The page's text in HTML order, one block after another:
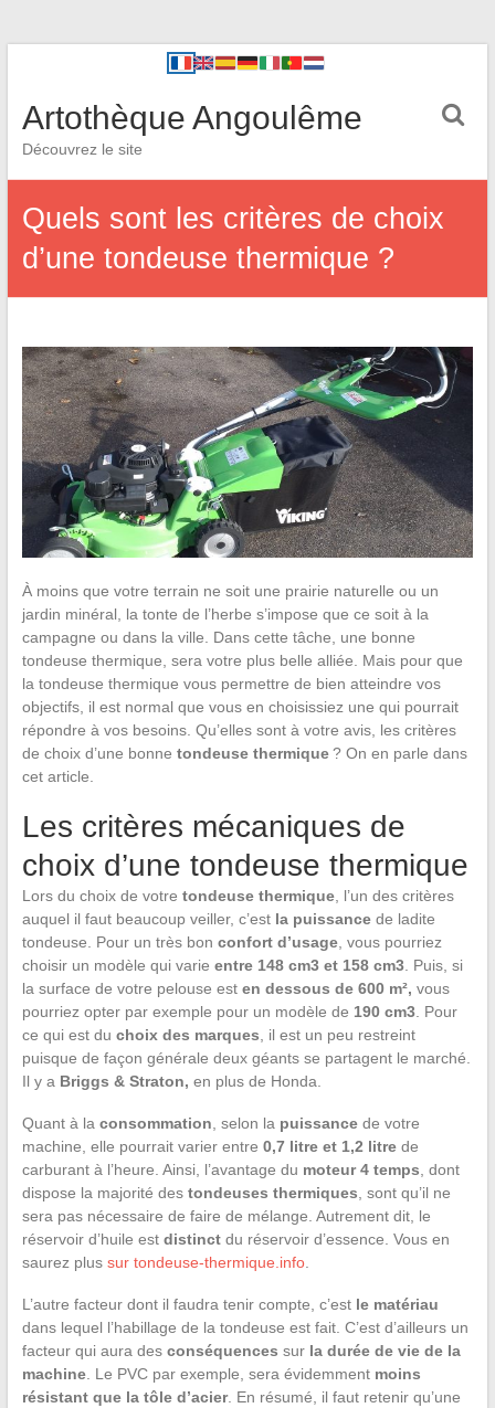
Artothèque Angoulême
Découvrez le site
Quels sont les critères de choix
d’une tondeuse thermique ?
À moins que votre terrain ne soit une prairie naturelle ou un
jardin minéral, la tonte de l’herbe s’impose que ce soit à la
campagne ou dans la ville. Dans cette tâche, une bonne
tondeuse thermique, sera votre plus belle alliée. Mais pour que
la tondeuse thermique vous permettre de bien atteindre vos
objectifs, il est normal que vous en choisissiez une qui pourrait
répondre à vos besoins. Qu’elles sont à votre avis, les critères
de choix d’une bonne tondeuse thermique? On en parle dans
cet article.
Les critères mécaniques de
choix d’une tondeuse thermique
Lors du choix de votre tondeuse thermique, l’un des critères
auquel il faut beaucoup veiller, c’est la puissancede ladite
tondeuse. Pour un très bon confort d’usage, vous pourriez
choisir un modèle qui varie entre 148 cm3et 158 cm3. Puis, si
la surface de votre pelouse est en dessous de 600 m², vous
pourriez opter par exemple pour un modèle de 190 cm3. Pour
ce qui est du choix des marques , il est un peu restreint
puisque de façon générale deux géants se partagent le marché.
Il y a Briggs & Straton, en plus de Honda.
Quant à la consommation , selon la puissancede votre
machine, elle pourrait varier entre 0,7 litre et 1,2 litrede
carburant à l’heure. Ainsi, l’avantage du moteur 4 temps , dont
dispose la majorité des tondeuses thermiques , sont qu’il ne
sera pas nécessaire de faire de mélange. Autrement dit, le
réservoir d’huile est distinctdu réservoir d’essence. Vous en
saurez plus sur tondeuse-thermique.info.
L’autre facteur dont il faudra tenir compte, c’est le matériau
dans lequel l’habillage de la tondeuse est fait. C’est d’ailleurs un
facteur qui aura des conséquences sur la durée de vie de la
machine. Le PVC par exemple, sera évidemment moins
résistant que la tôle d’acier. En résumé, il faut retenir qu’une